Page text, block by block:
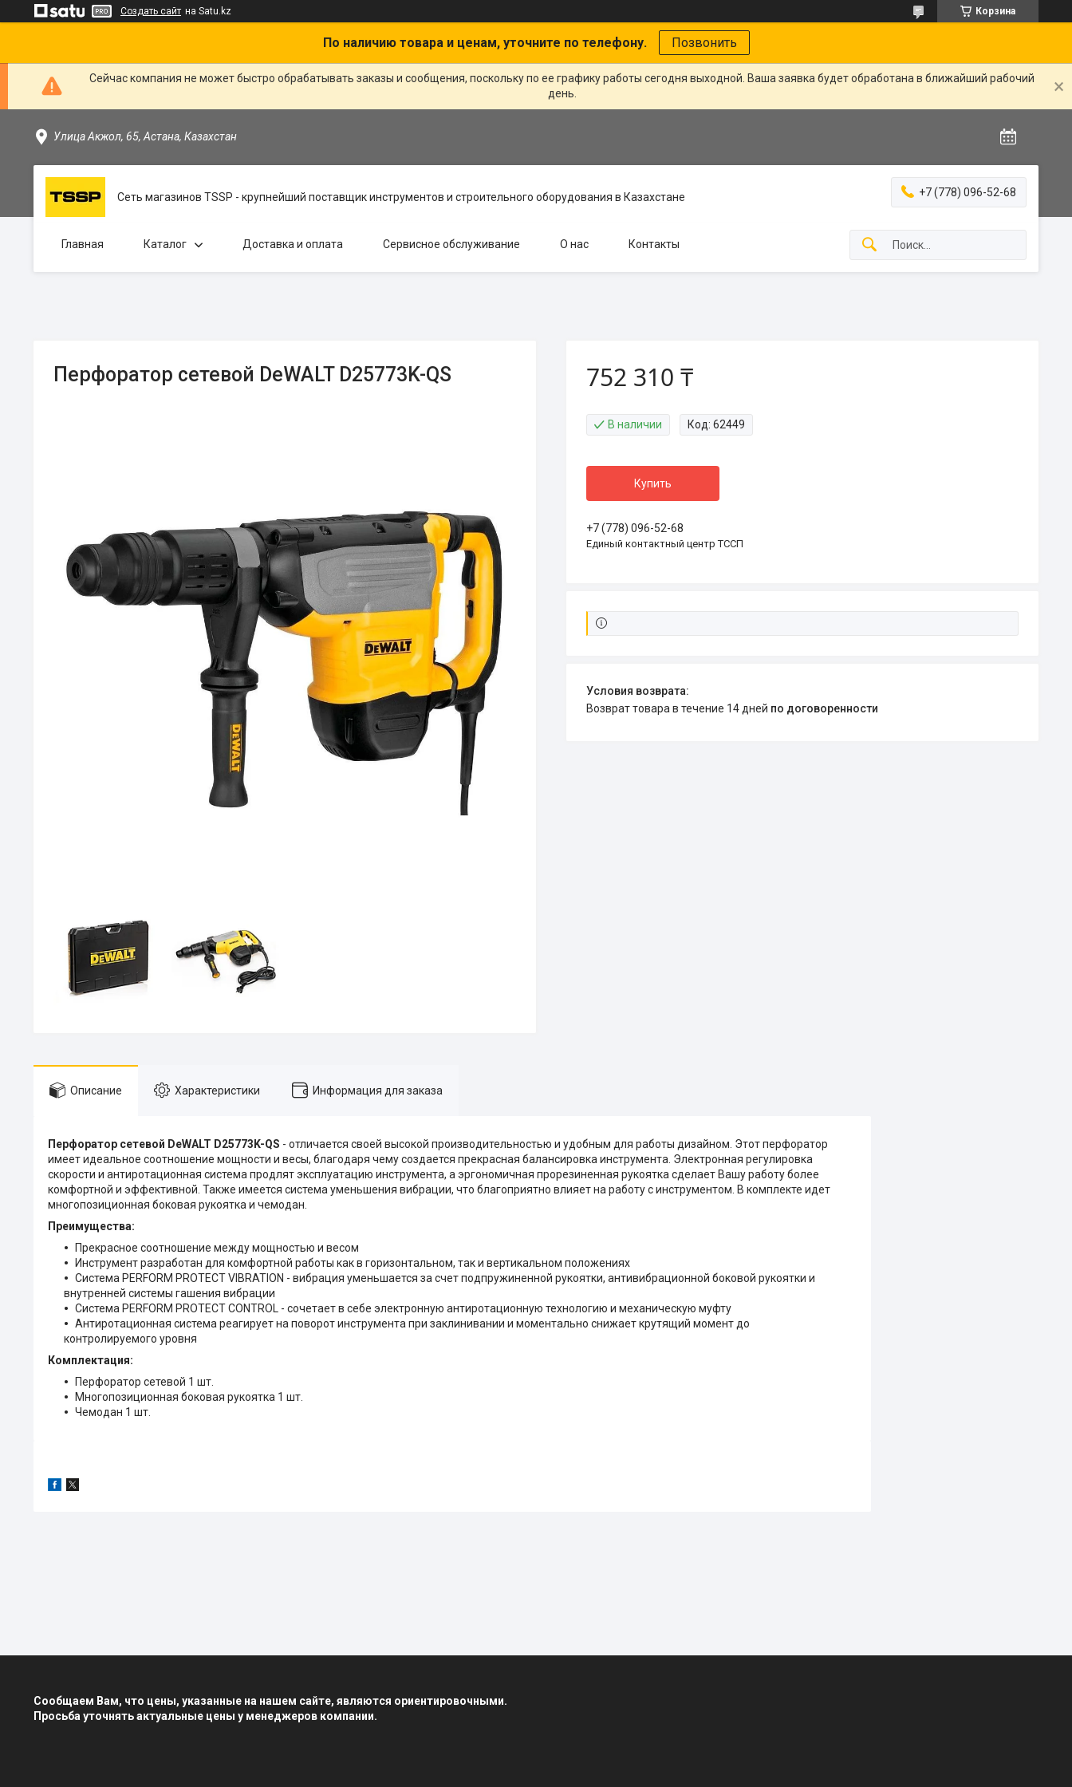
Создать сайт на Satu.kz Корзина
По наличию товара и ценам, уточните по телефону. Позвонить
Сейчас компания не может быстро обрабатывать заказы и сообщения, поскольку по ее графику работы сегодня выходной. Ваша заявка будет обработана в ближайший рабочий
день.
Улица Акжол, 65, Астана, Казахстан
Сеть магазинов TSSP - крупнейший поставщик инструментов и строительного оборудования в Казахстане +7 (778) 096-52-68
Главная Каталог Доставка и оплата Сервисное обслуживание О нас Контакты
Перфоратор сетевой DeWALT D25773K-QS 752 310 ₸
В наличии Код: 62449
Купить
+7 (778) 096-52-68
Единый контактный центр ТССП
возврат товара в течение 14 дней по договоренности
Описание Характеристики Информация для заказа
Перфоратор сетевой DeWALT D25773K-QS​ - отличается своей высокой производительностью и удобным для работы дизайном. Этот перфоратор
имеет идеальное соотношение мощности и весы, благодаря чему создается прекрасная балансировка инструмента. Электронная регулировка
скорости и антиротационная система продлят эксплуатацию инструмента, а эргономичная прорезиненная рукоятка сделает Вашу работу более
комфортной и эффективной. Также имеется система уменьшения вибрации, что благоприятно влияет на работу с инструментом. В комплекте идет
многопозиционная боковая рукоятка и чемодан.
Преимущества:
Прекрасное соотношение между мощностью и весом
Инструмент разработан для комфортной работы как в горизонтальном, так и вертикальном положениях
Система PERFORM PROTECT VIBRATION - вибрация уменьшается за счет подпружиненной рукоятки, антивибрационной боковой рукоятки и
внутренней системы гашения вибрации
Система PERFORM PROTECT CONTROL - сочетает в себе электронную антиротационную технологию и механическую муфту
Антиротационная система реагирует на поворот инструмента при заклинивании и моментально снижает крутящий момент до
контролируемого уровня
Комплектация:
Перфоратор сетевой 1 шт.
Многопозиционная боковая рукоятка 1 шт.
Чемодан 1 шт.
Сообщаем Вам, что цены, указанные на нашем сайте, являются ориентировочными.
Просьба уточнять актуальные цены у менеджеров компании.